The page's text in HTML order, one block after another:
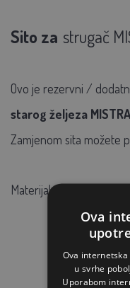
Sito za strugač
Ovo je rezervni /
starog željeza
Zamjenom sita možete
Materijal: pocinčani
Ova
Ova
u svrhe
Uporabom